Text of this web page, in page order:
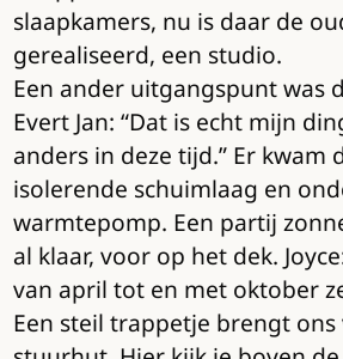
slaapkamers, nu is daar de
gerealiseerd, een studio.
Een ander uitgangspunt was
Evert Jan: “Dat is echt mijn
anders in deze tijd.” Er kwam
isolerende schuimlaag en
warmtepomp. Een partij
al klaar, voor op het dek.
van april tot en met oktober
Een steil trappetje brengt